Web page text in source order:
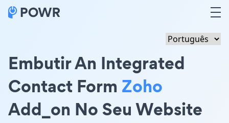
Embutir An Integrated
Contact Form Zoho
Add_on No Seu Website